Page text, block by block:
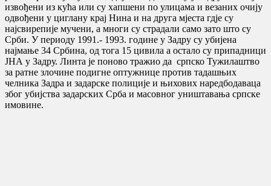
извођени из кућа или су хапшени по улицама и везаних очију
одвођени у циглану крај Нина и на друга мјеста гдје су
најсвирепије мучени, а многи су страдали само зато што су
Срби. У периоду 1991.- 1993. године у Задру су убијена
најмање 34 Србина, од тога 15 цивила а остало су припадници
ЈНА у Задру. Линта је поново тражио да српско Тужилаштво
за ратне злочине подигне оптужнице против тадашњих
челника Задра и задарске полиције и њихових наредбодаваца
због убијства задарских Срба и масовног уништавања српске
имовине.